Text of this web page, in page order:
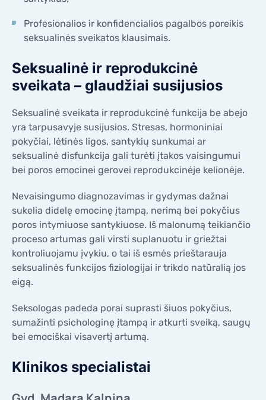
Profesionalios ir konfidencialios pagalbos poreikis
seksualinės sveikatos klausimais.
Seksualinė ir reprodukcinė
sveikata – glaudžiai susijusios
Seksualinė sveikata ir reprodukcinė funkcija be abejo
yra tarpusavyje susijusios. Stresas, hormoniniai
pokyčiai, lėtinės ligos, santykių sunkumai ar
seksualinė disfunkcija gali turėti įtakos vaisingumui
bei poros emocinei gerovei reprodukcinėje kelionėje.
Nevaisingumo diagnozavimas ir gydymas dažnai
sukelia didelę emocinę įtampą, nerimą bei pokyčius
poros intymiuose santykiuose. Iš malonumą teikiančio
proceso artumas gali virsti suplanuotu ir griežtai
kontroliuojamu įvykiu, o tai iš esmės prieštarauja
seksualinės funkcijos fiziologijai ir trikdo natūralią jos
eigą.
Seksologas padeda porai suprasti šiuos pokyčius,
sumažinti psichologinę įtampą ir atkurti sveiką, saugų
bei emociškai visavertį artumą.
Klinikos specialistai